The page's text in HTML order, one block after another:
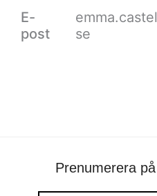
E-
post
se
Prenumerera